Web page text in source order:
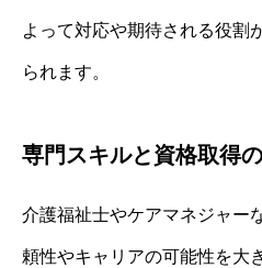
よって対応や期待される役割
られます。
専門スキルと資格取得
介護福祉士やケアマネジャー
頼性やキャリアの可能性を大